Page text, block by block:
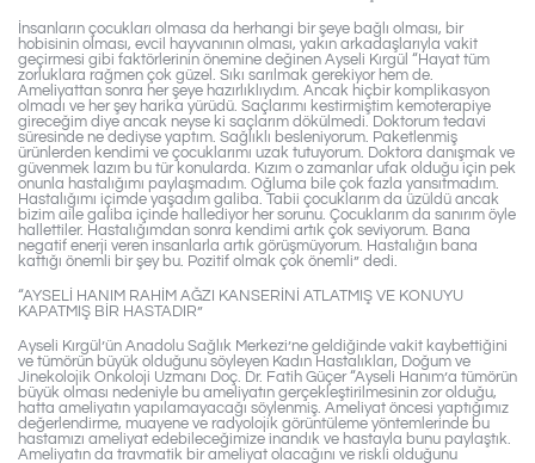
İnsanların çocukları olmasa da herhangi bir şeye bağlı olması, bir
hobisinin olması, evcil hayvanının olması, yakın arkadaşlarıyla vakit
geçirmesi gibi faktörlerinin önemine değinen Ayseli Kırgül “Hayat tüm
zorluklara rağmen çok güzel. Sıkı sarılmak gerekiyor hem de.
Ameliyattan sonra her şeye hazırlıklıydım. Ancak hiçbir komplikasyon
olmadı ve her şey harika yürüdü. Saçlarımı kestirmiştim kemoterapiye
gireceğim diye ancak neyse ki saçlarım dökülmedi. Doktorum tedavi
süresinde ne dediyse yaptım. Sağlıklı besleniyorum. Paketlenmiş
ürünlerden kendimi ve çocuklarımı uzak tutuyorum. Doktora danışmak ve
güvenmek lazım bu tür konularda. Kızım o zamanlar ufak olduğu için pek
onunla hastalığımı paylaşmadım. Oğluma bile çok fazla yansıtmadım.
Hastalığımı içimde yaşadım galiba. Tabii çocuklarım da üzüldü ancak
bizim aile galiba içinde hallediyor her sorunu. Çocuklarım da sanırım öyle
hallettiler. Hastalığımdan sonra kendimi artık çok seviyorum. Bana
negatif enerji veren insanlarla artık görüşmüyorum. Hastalığın bana
kattığı önemli bir şey bu. Pozitif olmak çok önemli” dedi.
“AYSELİ HANIM RAHİM AĞZI KANSERİNİ ATLATMIŞ VE KONUYU
KAPATMIŞ BİR HASTADIR”
Ayseli Kırgül’ün Anadolu Sağlık Merkezi’ne geldiğinde vakit kaybettiğini
ve tümörün büyük olduğunu söyleyen Kadın Hastalıkları, Doğum ve
Jinekolojik Onkoloji Uzmanı Doç. Dr. Fatih Güçer “Ayseli Hanım’a tümörün
büyük olması nedeniyle bu ameliyatın gerçekleştirilmesinin zor olduğu,
hatta ameliyatın yapılamayacağı söylenmiş. Ameliyat öncesi yaptığımız
değerlendirme, muayene ve radyolojik görüntüleme yöntemlerinde bu
hastamızı ameliyat edebileceğimize inandık ve hastayla bunu paylaştık.
Ameliyatın da travmatik bir ameliyat olacağını ve riskli olduğunu